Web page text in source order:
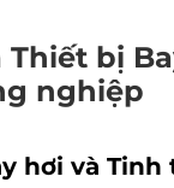
bị
nghiệp
hơi và Tinh